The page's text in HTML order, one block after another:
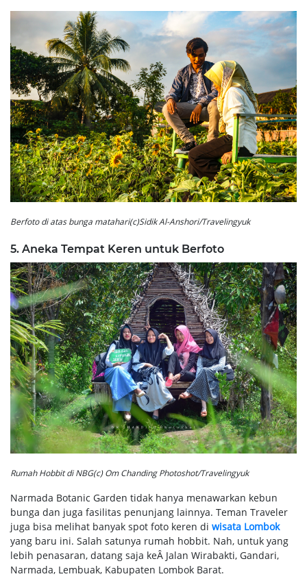
Berfoto di atas bunga matahari(c)Sidik Al-Anshori/Travelingyuk
5. Aneka Tempat Keren untuk Berfoto
Rumah Hobbit di NBG(c) Om Chanding Photoshot/Travelingyuk
Narmada Botanic Garden tidak hanya menawarkan kebun
bunga dan juga fasilitas penunjang lainnya. Teman Traveler
juga bisa melihat banyak spot foto keren di wisata Lombok
yang baru ini. Salah satunya rumah hobbit. Nah, untuk yang
lebih penasaran, datang saja keÂ Jalan Wirabakti, Gandari,
Narmada, Lembuak, Kabupaten Lombok Barat.